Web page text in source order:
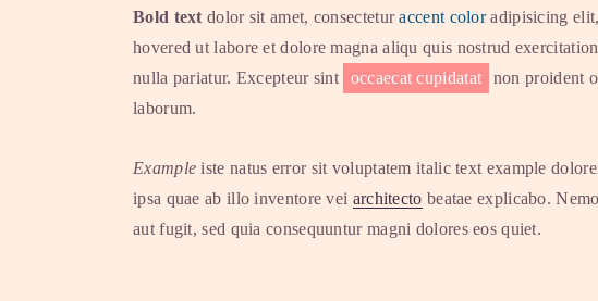
Bold text dolor sit amet, consecteturaccent coloradipisicing elit,
hovered ut labore et dolore magna aliqu quis nostrud
nulla pariatur. Excepteur sint
occaecat cupidatat
non proident
laborum.
Example iste natus error sit voluptatem italic text example
ipsa quae ab illo inventore vei architecto beatae explicabo.
aut fugit, sed quia consequuntur magni dolores eos quiet.